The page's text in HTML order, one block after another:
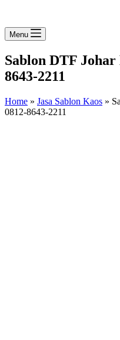
Menu
Sablon DTF
8643-2211
Home » Jasa Sablon Kaos »
0812-8643-2211